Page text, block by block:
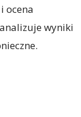
ocena
wyniki